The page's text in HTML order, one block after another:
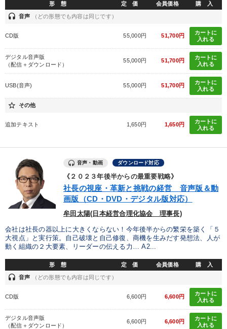
形 態 定 価 会員価格 購 入
headset 音声 （どの形態でも内容は同じです）
CD版 55,000円 51,700円
カートに
入れる
デジタル音声版
（配信＋ダウンロード）
55,000円 51,700円
カートに
入れる
USB(音声) 55,000円 51,700円
カートに
入れる
star_border その他
追加テキスト 1,650円 1,650円
カートに
入れる
音声・動画 ダウンロード対応
《２０２３年後半からの最重要戦略》
社長の視座・革新と挑戦の経営 音声版＆動
画版（CD・DVD・デジタル版対応）
牟田太陽(日本経営合理化協会 理事長)
会社は社長の器以上に大きくならない！今年後半からの繁栄を築く「５
大視点」と実行策。自己破壊と自己修復、商機を生みだす発想法、人が
動く組織の２大要素、リーダーの伝える力… A2...
形 態 定 価 会員価格 購 入
headset 音声 （どの形態でも内容は同じです）
CD版 6,600円 6,600円
カートに
入れる
デジタル音声版
（配信＋ダウンロード）
6,600円 6,600円
カートに
入れる